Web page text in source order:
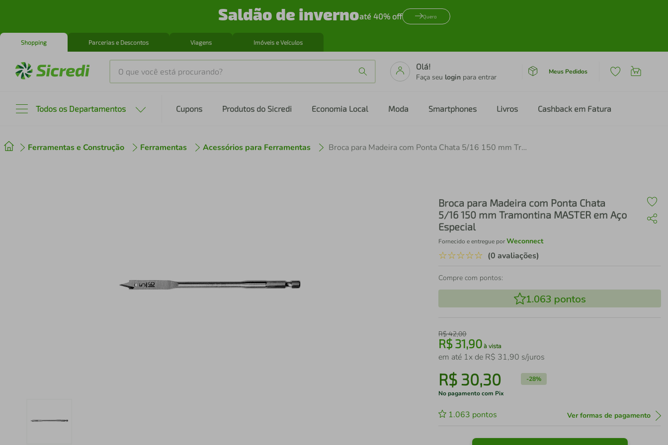
Saldão de invernoaté 40% off Quero
Shopping Parcerias e Descontos Viagens Imóveis e Veículos
O que você está procurando?
Olá!
Faça seu login para entrar
Meus Pedidos
Todos os Departamentos Cupons Produtos do Sicredi Economia Local Moda Smartphones Livros Cashback em Fatura
Ferramentas e Construção Ferramentas Acessórios para Ferramentas Broca para Madeira com Ponta Chata 5/16 150 mm Tramontina MASTER em Aço Especial
Broca para Madeira com Ponta Chata
5/16 150 mm Tramontina MASTER em Aço
Especial
Fornecido e entregue porWeconnect
☆☆☆☆☆ (0 avaliações)
Compre com pontos:
1.063 pontos
R$42,00
R$31,90 à vista
em até 1x de R$ 31,90 s/juros
R$ 30,30 -28%
No pagamento com Pix
1.063 pontos Ver formas de pagamento
2º cafeteira